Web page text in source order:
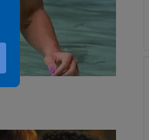
da Revista A
clique no
Certamente,
contra o ex-
O "sistema" quer